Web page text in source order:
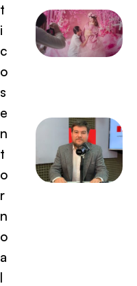
t
i
c
o
s
e
n
t
o
r
n
o
a
l